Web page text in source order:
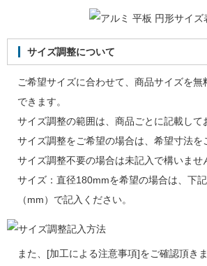
サイズ調整について
ご希望サイズに合わせて、商品サイズを無
できます。
サイズ調整の範囲は、商品ごとに記載して
サイズ調整をご希望の場合は、希望寸法を
サイズ調整不要の場合は未記入で構いませ
サイズ：直径180mmを希望の場合は、下
（mm）で記入ください。
また、[加工による注意事項]をご確認頂き